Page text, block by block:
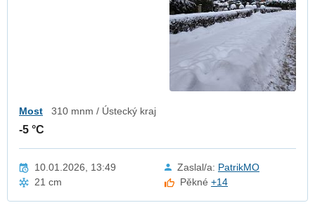
Most 310 mnm / Ústecký kraj
-5 °C
10.01.2026, 13:49 Zaslal/a: PatrikMO
21 cm
Pěkné+14